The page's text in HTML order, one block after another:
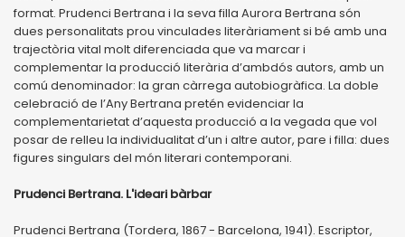
format. Prudenci Bertrana i la seva filla Aurora Bertrana són
dues personalitats prou vinculades literàriament si bé amb una
trajectòria vital molt diferenciada que va marcar i
complementar la producció literària d’ambdós autors, amb un
comú denominador: la gran càrrega autobiogràfica. La doble
celebració de l’Any Bertrana pretén evidenciar la
complementarietat d’aquesta producció a la vegada que vol
posar de relleu la individualitat d’un i altre autor, pare i filla: dues
figures singulars del món literari contemporani.
Prudenci Bertrana. L'ideari bàrbar
Prudenci Bertrana (Tordera, 1867 - Barcelona, 1941). Escriptor,